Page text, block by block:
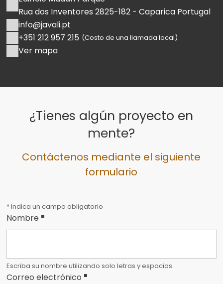
Rua dos Inventores 2825-182 - Caparica Portugal
info@javali.pt
+351 212 957 215 (Costo de una llamada local)
Ver mapa
¿Tienes algún proyecto en
mente?
Contáctenos mediante el siguiente
formulario
* Indica un campo obligatorio
Nombre
Escriba su nombre utilizando solo letras y espacios.
correo
Correo electrónico